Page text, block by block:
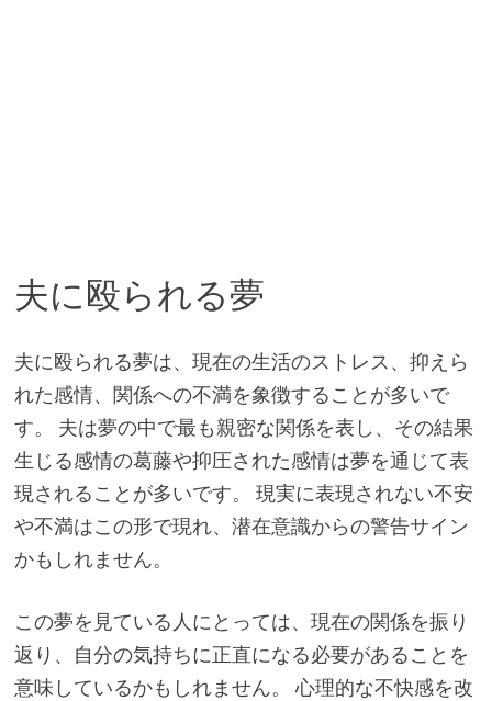
夫に殴られる夢
夫に殴られる夢は、現在の生活のストレス、抑えら
れた感情、関係への不満を象徴することが多いで
す。 夫は夢の中で最も親密な関係を表し、その結果
生じる感情の葛藤や抑圧された感情は夢を通じて表
現されることが多いです。 現実に表現されない不安
や不満はこの形で現れ、潜在意識からの警告サイン
かもしれません。
この夢を見ている人にとっては、現在の関係を振り
返り、自分の気持ちに正直になる必要があることを
意味しているかもしれません。 心理的な不快感を改